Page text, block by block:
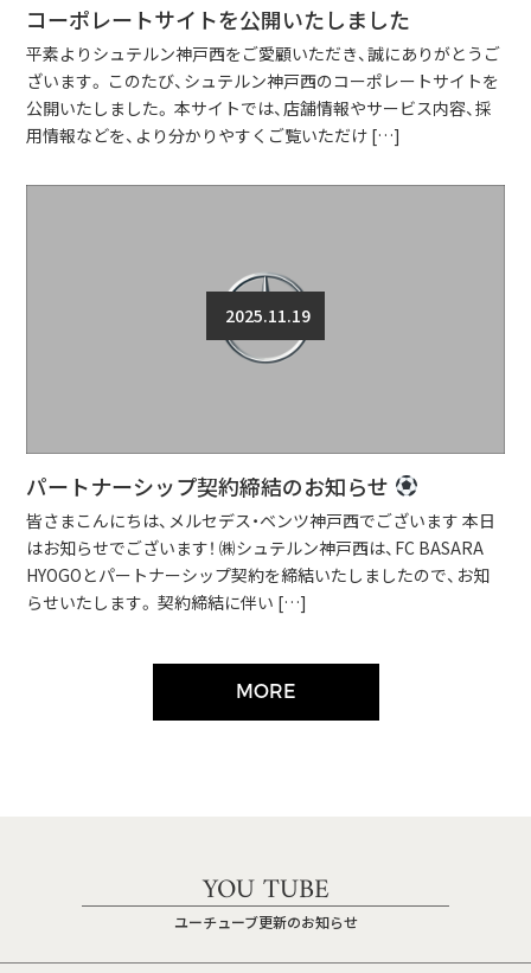
コーポレートサイトを公開いたしました
平素よりシュテルン神戸西をご愛顧いただき、誠にありがとうご
ざいます。 このたび、シュテルン神戸西のコーポレートサイトを
公開いたしました。 本サイトでは、店舗情報やサービス内容、採
用情報などを、より分かりやすくご覧いただけ […]
2025.11.19
パートナーシップ契約締結のお知らせ
皆さまこんにちは、メルセデス・ベンツ神戸西でございます 本日
はお知らせでございます！ ㈱シュテルン神戸西は、FC BASARA
HYOGOとパートナーシップ契約を締結いたしましたので、お知
らせいたします。 契約締結に伴い […]
MORE
YOU TUBE
ユーチューブ更新のお知らせ